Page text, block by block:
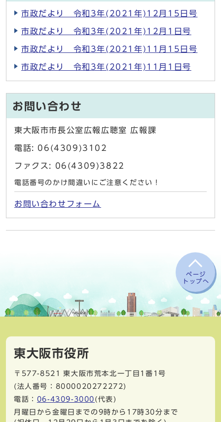
市政だより 令和3年(2021年)12月15日号
市政だより 令和3年(2021年)12月1日号
市政だより 令和3年(2021年)11月15日号
市政だより 令和3年(2021年)11月1日号
お問い合わせ
東大阪市市長公室広報広聴室 広報課
電話: 06(4309)3102
ファクス: 06(4309)3822
電話番号のかけ間違いにご注意ください！
お問い合わせフォーム
ページ
トップへ
東大阪市役所
〒577-8521
東大阪市荒本北一丁目1番1号
(法人番号：8000020272272)
電話： 06-4309-3000 (代表)
月曜日から金曜日までの9時から17時30分まで